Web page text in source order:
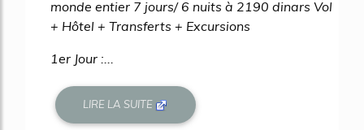
monde entier 7 jours/ 6 nuits à 2190 dinars Vol
+ Hôtel + Transferts + Excursions
1er Jour :...
LIRE LA SUITE